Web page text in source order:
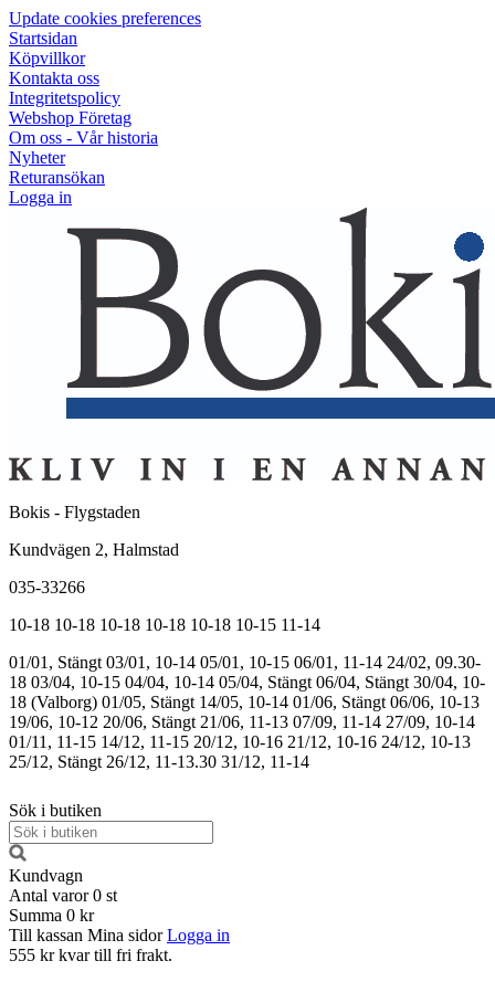
Update cookies preferences
Startsidan
Köpvillkor
Kontakta oss
Integritetspolicy
Webshop Företag
Om oss - Vår historia
Nyheter
Returansökan
Logga in
Bokis - Flygstaden
Kundvägen 2, Halmstad
035-33266
10-18 10-18 10-18 10-18 10-18 10-15 11-14
01/01, Stängt 03/01, 10-14 05/01, 10-15 06/01, 11-14 24/02, 09.30-
18 03/04, 10-15 04/04, 10-14 05/04, Stängt 06/04, Stängt 30/04, 10-
18 (Valborg) 01/05, Stängt 14/05, 10-14 01/06, Stängt 06/06, 10-13
19/06, 10-12 20/06, Stängt 21/06, 11-13 07/09, 11-14 27/09, 10-14
01/11, 11-15 14/12, 11-15 20/12, 10-16 21/12, 10-16 24/12, 10-13
25/12, Stängt 26/12, 11-13.30 31/12, 11-14
Sök i butiken
Kundvagn
Antal varor 0 st
Summa 0 kr
Till kassan Mina sidor Logga in
555 kr kvar till fri frakt.